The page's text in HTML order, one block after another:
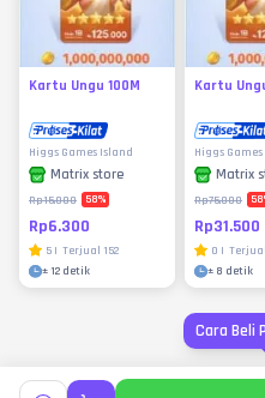
Kartu Ungu 100M
Higgs Games Island
Matrix store
Rp15.000 58%
Rp6.300
5 | Terjual 152
±12 detik
Kartu
Higgs
Matrix
Rp75.000 58
Rp31.500
0 | Terjual
± 8 detik
Cara Beli